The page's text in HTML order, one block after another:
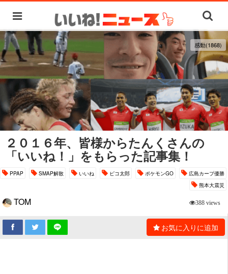
感動(1868)
２０１６年、皆様からたんくさんの
「いいね！」をもらった記事集！
PPAP SMAP解散 いいね ピコ太郎 ポケモンGO
広島カープ優勝
熊本大震災
TOM 388 views
お気に入りに追加